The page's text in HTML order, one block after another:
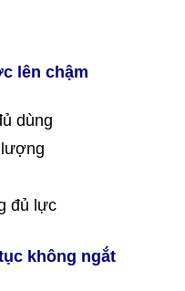
lên chậm
dùng
đủ lực
không ngắt